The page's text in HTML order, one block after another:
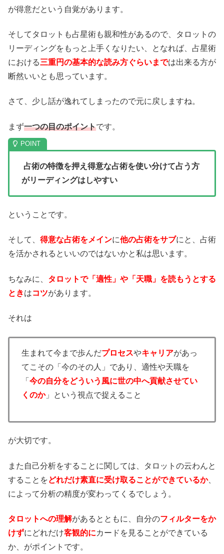
が得意だという自覚があります。
そしてタロットも占星術も親和性があるので、タロットの
リーディングをもっと上手くなりたい、となれば、占星術
における三重円の基本的な読み方ぐらいまでは出来る方が
断然いいとも思っています。
さて、少し話が逸れてしまったので元に戻しますね。
まず一つの目のポイントです。
占術の特徴を押え得意な占術を使い分けて占う方
がリーディングはしやすい
ということです。
そして、 得意な占術をメインに他の占術をサブにと、占術
を活かされるといいのではないかと私は思います。
ちなみに、 タロットで「適性」や「天職」を読もうとする
ときはコツがあります。
それは
生まれて今まで歩んだプロセスやキャリアがあっ
てこその「今のその人」であり、適性や天職を
「 今の自分をどういう風に世の中へ貢献させてい
くのか」という視点で捉えること
が大切です。
また自己分析をすることに関しては、タロットの云わんと
することをどれだけ素直に受け取ることができているか、
によって分析の精度が変わってくるでしょう。
タロットへの理解があるとともに、自分のフィルターをか
けずにどれだけ客観的にカードを見ることができている
か、がポイントです。